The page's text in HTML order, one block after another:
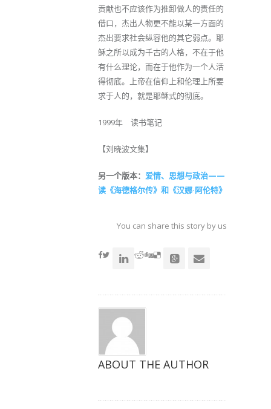
贡献也不应该作为推卸做人的责任的
借口，杰出人物更不能以某一方面的
杰出要求社会纵容他的其它弱点。耶
稣之所以成为千古的人格，不在于他
有什么理论，而在于他作为一个人活
得彻底。上帝在信仰上和伦理上所要
求于人的，就是耶稣式的彻底。
1999年 读书笔记
【刘晓波文集】
另一个版本： 爱情、思想与政治——
读《海德格尔传》和《汉娜·阿伦特》
You can share this story by using your
ABOUT THE AUTHOR